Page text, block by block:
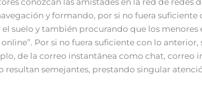
y formando, por si no fuera suficiente
suelo y también procurando que los
Por si no fuera suficiente con lo anterior,
de la correo instantánea como chat, correo
semejantes, prestando singular